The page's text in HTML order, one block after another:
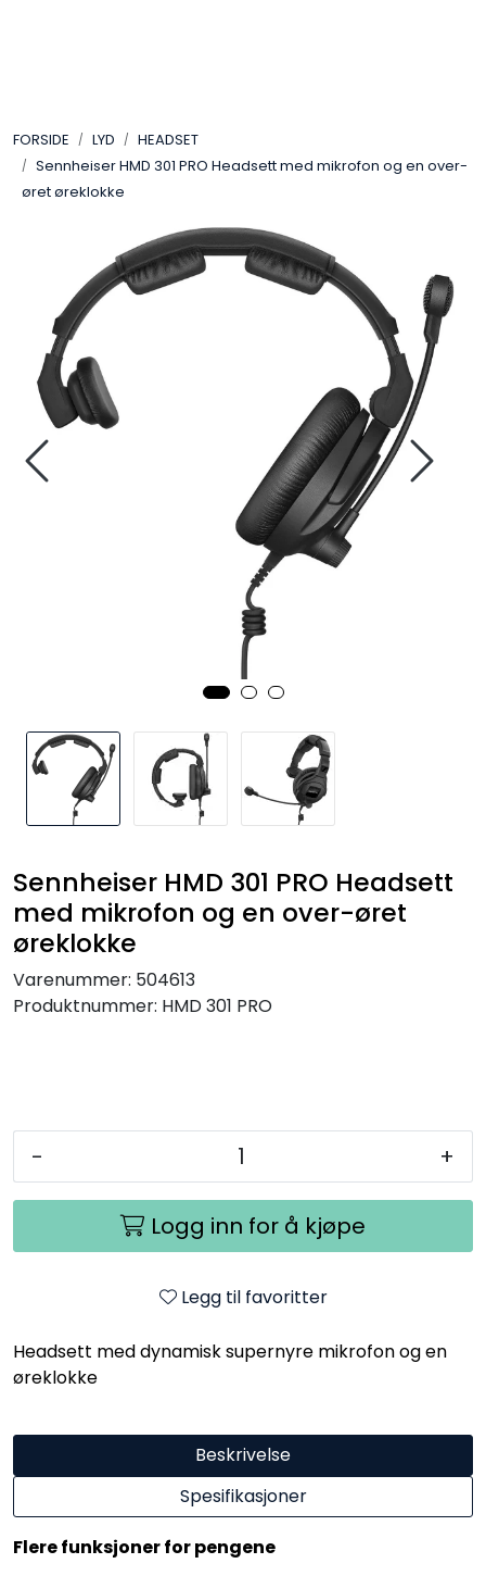
FORSIDE LYD
HEADSET
Sennheiser HMD 301 PRO Headsett med mikrofon og en over-
øret øreklokke
Sennheiser HMD 301 PRO Headsett
med mikrofon og en over-øret
øreklokke
Varenummer: 504613
Produktnummer: HMD 301 PRO
- +
Logg inn for å kjøpe
Legg til favoritter
Headsett med dynamisk supernyre mikrofon og en
øreklokke
Beskrivelse
Spesifikasjoner
Flere funksjoner for pengene
LYD
TILBEHØR
VAREMERKER
AKTUELT
BRUKT